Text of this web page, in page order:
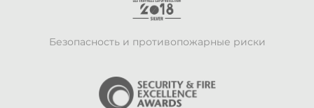
Безопасность и противопожарные риски